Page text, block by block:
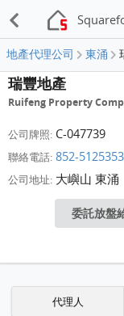
地產代理公司 東涌
瑞豐地產
Ruifeng Property
公司牌照:C-047739
聯絡電話: 852-
公司地址:大嶼山 東涌
委託放盤
代理人